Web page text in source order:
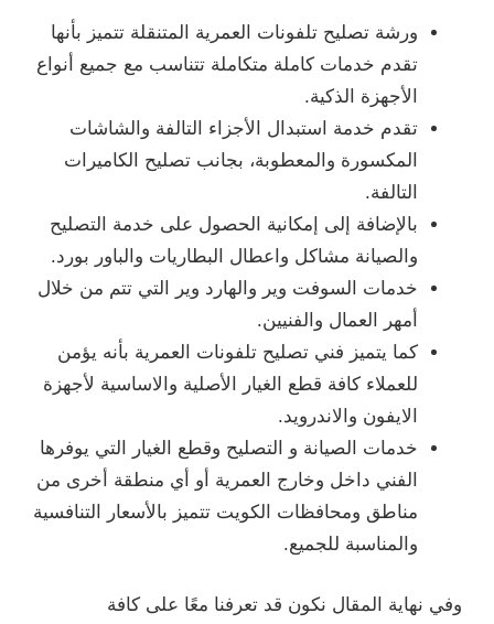
ورشة تصليح تلفونات العمرية المتنقلة تتميز بأنها
تقدم خدمات كاملة متكاملة تتناسب مع جميع أنواع
الأجهزة الذكية.
تقدم خدمة استبدال الأجزاء التالفة والشاشات
المكسورة والمعطوبة، بجانب تصليح الكاميرات
التالفة.
بالإضافة إلى إمكانية الحصول على خدمة التصليح
والصيانة مشاكل واعطال البطاريات والباور بورد.
خدمات السوفت وير والهارد وير التي تتم من خلال
أمهر العمال والفنيين.
كما يتميز فني تصليح تلفونات العمرية بأنه يؤمن
للعملاء كافة قطع الغيار الأصلية والاساسية لأجهزة
الايفون والاندرويد.
خدمات الصيانة و التصليح وقطع الغيار التي يوفرها
الفني داخل وخارج العمرية أو أي منطقة أخرى من
مناطق ومحافظات الكويت تتميز بالأسعار التنافسية
والمناسبة للجميع.
وفي نهاية المقال نكون قد تعرفنا معًا على كافة